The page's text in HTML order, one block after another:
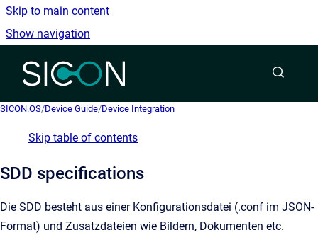
Skip to main content
Show navigation
Go to homepage
SICON.OS/Device Guide/Device Integration
Skip table of contents
SDD specifications
Die SDD besteht aus einer Konfigurationsdatei (.conf im JSON-
Format) und Zusatzdateien wie Bildern, Dokumenten etc.